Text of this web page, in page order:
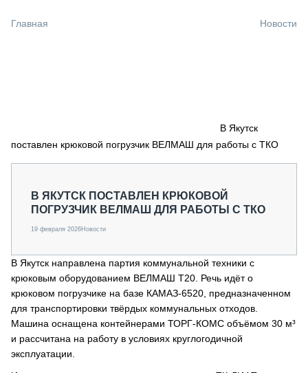
СПЕЦПРОЕКТЫ
О ПРОЕКТЕ
Главная Новости
В Якутск
поставлен крюковой погрузчик ВЕЛМАШ для работы с ТКО
В ЯКУТСК ПОСТАВЛЕН КРЮКОВОЙ
ПОГРУЗЧИК ВЕЛМАШ ДЛЯ РАБОТЫ С ТКО
19 февраля 2026Новости
В Якутск направлена партия коммунальной техники с
крюковым оборудованием ВЕЛМАШ Т20. Речь идёт о
крюковом погрузчике на базе КАМАЗ-6520, предназначенном
для транспортировки твёрдых коммунальных отходов.
Машина оснащена контейнерами ТОРГ-КОМС объёмом 30 м³
и рассчитана на работу в условиях круглогодичной
эксплуатации.